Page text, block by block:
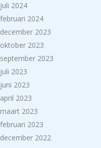
juli 2024
februari 2024
december 2023
oktober 2023
september 2023
juli 2023
juni 2023
april 2023
maart 2023
februari 2023
december 2022